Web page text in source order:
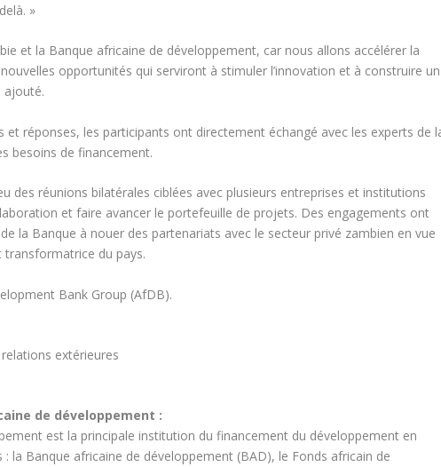
»
et la Banque africaine de développement, car nous allons accélérer la
opportunités qui serviront à stimuler l’innovation et à construire un
ajouté.
et réponses, les participants ont directement échangé avec les experts de
besoins de financement.
des réunions bilatérales ciblées avec plusieurs entreprises et institutions
et faire avancer le portefeuille de projets. Des engagements ont
la Banque à nouer des partenariats avec le secteur privé zambien en vue
transformatrice du pays.
Bank Group (AfDB).
extérieures
de développement :
est la principale institution du financement du développement en
la Banque africaine de développement (BAD), le Fonds africain de